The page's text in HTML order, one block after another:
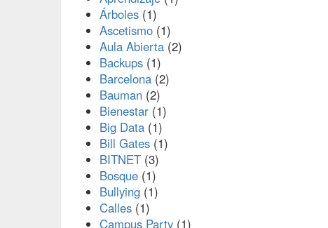
Árboles (1)
Ascetismo (1)
Aula Abierta (2)
Backups (1)
Barcelona (2)
Bauman (2)
Bienestar (1)
Big Data (1)
Bill Gates (1)
BITNET (3)
Bosque (1)
Bullying (1)
Calles (1)
Campus Party (1)